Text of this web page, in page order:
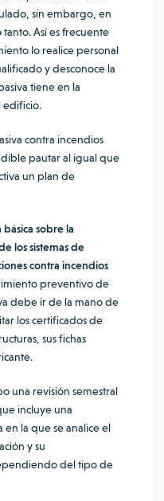
sin embargo, en
Así es frecuente
lo realice personal
y desconoce la
tiene en la
edificio.
contra incendios
pautar al igual que
un plan de
básica sobre la
los sistemas de
contra incendios
preventivo de
debe ir de la mano de
los certificados de
sus fichas
una revisión semestral
incluye una
en la que se analice el
y su
del tipo de